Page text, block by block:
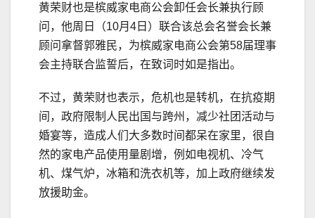
黄荣财也是槟威家电商公会卸任会长兼执行顾
问，他周日（10月4日）联合该总会名誉会长兼
顾问拿督郭雅民，为槟威家电商公会第58届理事
会主持联合监誓后，在致词时如是指出。
不过，黄荣财也表示，危机也是转机，在抗疫期
间，政府限制人民出国与跨州，减少社团活动与
婚宴等，造成人们大多数时间都呆在家里，很自
然的家电产品使用量剧增，例如电视机、冷气
机、煤气炉，冰箱和洗衣机等，加上政府继续发
放援助金。